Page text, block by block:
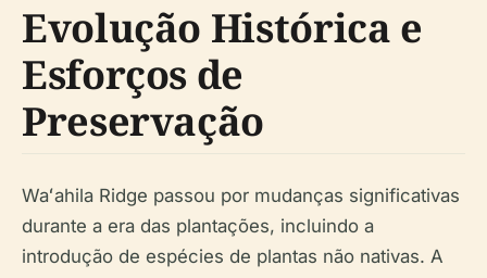
Evolução Histórica e
Esforços de
Preservação
Waʻahila Ridge passou por mudanças significativas
durante a era das plantações, incluindo a
introdução de espécies de plantas não nativas. A